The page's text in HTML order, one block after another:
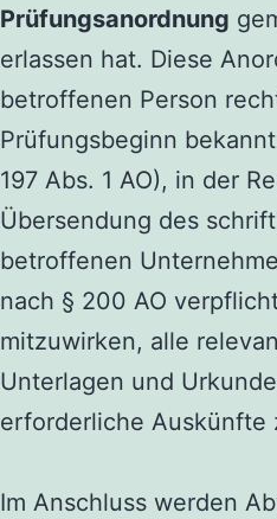
Prüfungsanordnung
erlassen hat. Diese
betroffenen Person
Prüfungsbeginn
197 Abs. 1 AO), in der
Übersendung des
betroffenen
nach § 200 AO
mitzuwirken, alle
Unterlagen und
erforderliche Auskünfte
Im Anschluss werden